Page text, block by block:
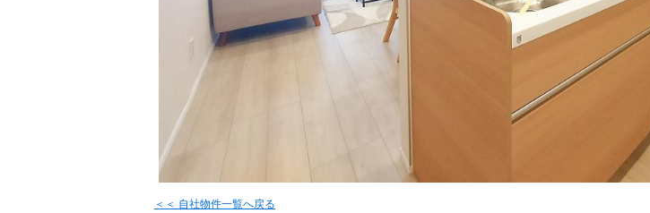
＜＜ 自社物件一覧へ戻る